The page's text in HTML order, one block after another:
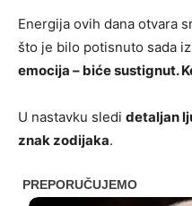
Energija ovih dana otvara
što je bilo potisnuto sada
emocija – biće sustignut.
U nastavku sledi detaljan
znak zodijaka.